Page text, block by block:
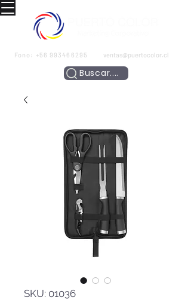
Fono: +56 993466295 ventas@puertocolor.cl
Buscar....
SKU: 01036